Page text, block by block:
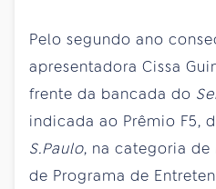
Pelo segundo ano
apresentadora Cissa
frente da bancada do
indicada ao Prêmio F5,
S.Paulo, na categoria de
de Programa de